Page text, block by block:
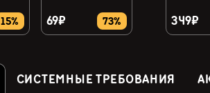
15% 69₽ 73% 349₽
СИСТЕМНЫЕ ТРЕБОВАНИЯ